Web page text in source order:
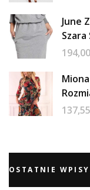
June
Szara
194,00
137,55
OSTATNIE WPISY